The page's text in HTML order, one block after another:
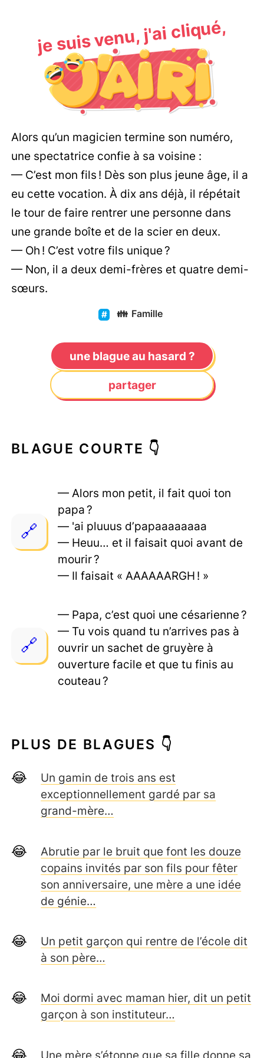
je suis venu, j'ai cliqué,
Alors qu’un magicien termine son numéro,
une spectatrice confie à sa voisine :
— C’est mon fils ! Dès son plus jeune âge, il a
eu cette vocation. À dix ans déjà, il répétait
le tour de faire rentrer une personne dans
une grande boîte et de la scier en deux.
— Oh ! C’est votre fils unique ?
— Non, il a deux demi-frères et quatre demi-
sœurs.
👪 Famille
une blague au hasard ?
partager
BLAGUE COURTE 👇
— Alors mon petit, il fait quoi ton
papa ?
— 'ai pluuus d’papaaaaaaaa
— Heuu… et il faisait quoi avant de
mourir ?
— Il faisait « AAAAAARGH ! »
— Papa, c’est quoi une césarienne ?
— Tu vois quand tu n’arrives pas à
ouvrir un sachet de gruyère à
ouverture facile et que tu finis au
couteau ?
PLUS DE BLAGUES 👇
Un gamin de trois ans est
exceptionnellement gardé par sa
grand-mère…
Abrutie par le bruit que font les douze
copains invités par son fils pour fêter
son anniversaire, une mère a une idée
de génie…
Un petit garçon qui rentre de l’école dit
à son père…
Moi dormi avec maman hier, dit un petit
garçon à son instituteur…
Une mère s’étonne que sa fille donne sa